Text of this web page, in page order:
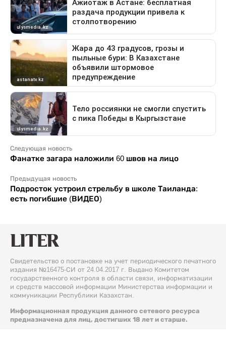
Следующая новость
Фанатке загара наложили 60 швов на лицо
Предыдущая новость
Подросток устроил стрельбу в школе Таиланда:
есть погибшие (ВИДЕО)
Свидетельство о постановке на учет периодического печатного
издания №16475-СИ от 24.04.2017 г. Выдано Комитетом
государственного контроля в области связи, информатизации
и средств массовой информации Министерства информации и
коммуникации Республики Казахстан.
Информационная продукция данного сетевого ресурса
предназначена для лиц, достигших 18 лет и старше.